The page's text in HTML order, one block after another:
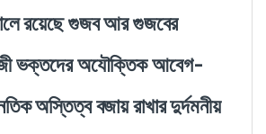
রয়েছে গুজব আর গুজবের
ভক্তদের অযৌক্তিক আবেগ-
অস্তিত্ব বজায় রাখার দুর্দমনীয়